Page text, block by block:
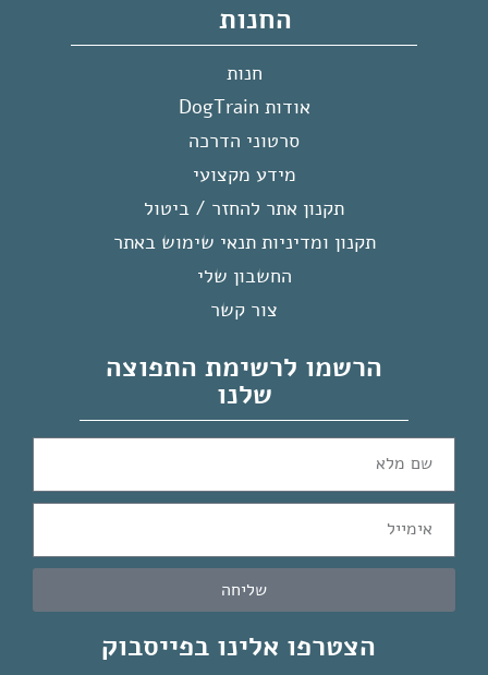
החנות
חנות
אודות DogTrain
סרטוני הדרכה
מידע מקצועי
תקנון אתר להחזר / ביטול
תקנון ומדיניות תנאי שימוש באתר
החשבון שלי
צור קשר
הרשמו לרשימת התפוצה
שלנו
שליחה
הצטרפו אלינו בפייסבוק